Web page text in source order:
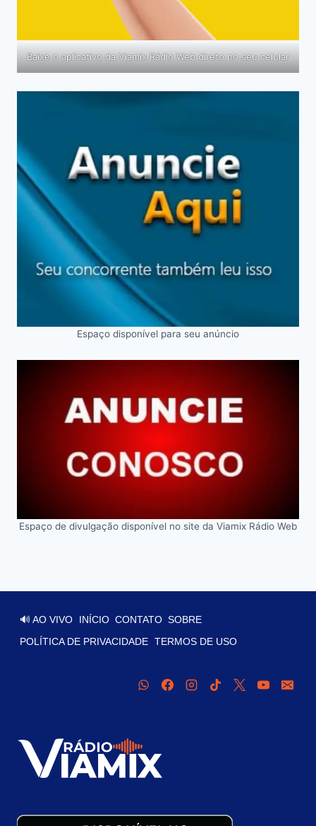
Baixe o aplicativo da Viamix Rádio Web direto no seu celular
Espaço disponível para seu anúncio
Espaço de divulgação disponível no site da Viamix Rádio Web
🔊 AO VIVO INÍCIO CONTATO SOBRE
POLÍTICA DE PRIVACIDADE TERMOS DE USO